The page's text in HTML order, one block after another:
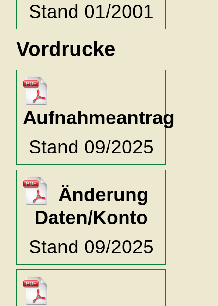
Stand 01/2001
Vordrucke
Aufnahmeantrag
Stand 09/2025
Änderung
Daten/Konto
Stand 09/2025